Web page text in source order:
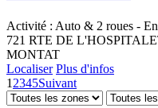
Activité : Auto & 2 roues -
721 RTE DE
MONTAT
Localiser Plus d'infos
1 2345Suivant